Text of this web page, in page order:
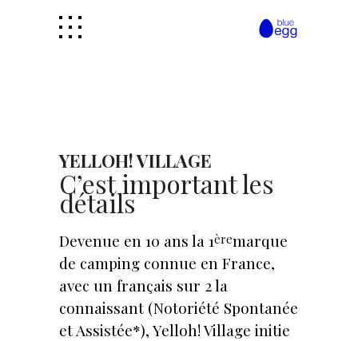
YELLOH! VILLAGE
C’est important les
détails
Devenue en 10 ans la 1èremarque
de camping connue en France,
avec un français sur 2 la
connaissant (Notoriété Spontanée
et Assistée*), Yelloh! Village initie